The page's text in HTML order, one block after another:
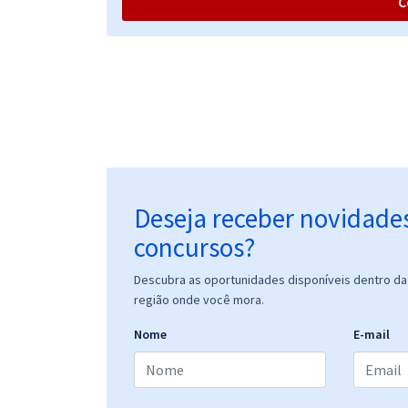
Paraná - RO - Agente Administrativo
SEMUSA - Secretaria Municipal de Saúde de Ji-
Paraná - RO - Odontólogo
Deseja receber
concursos?
Descubra as oportunidades disponíveis dentro
região onde você mora.
Nome E-mail